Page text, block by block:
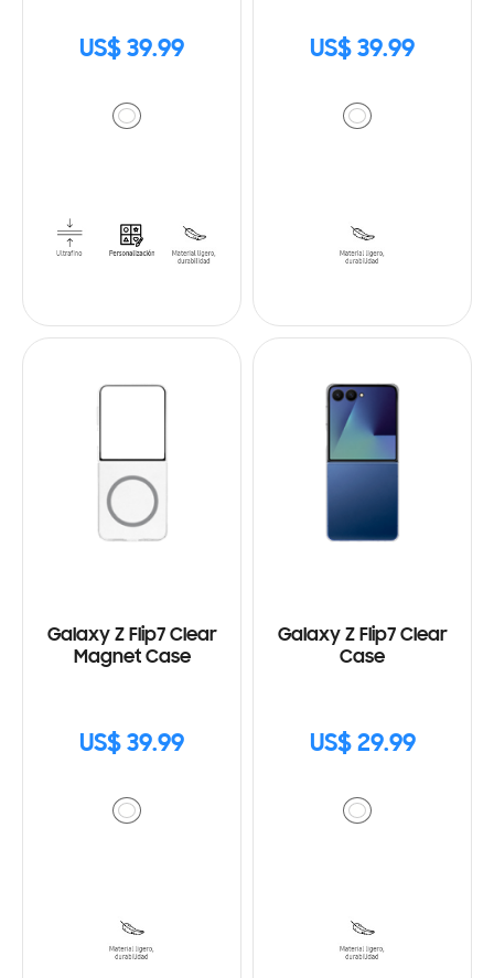
US$ 39.99 US$ 39.99
Galaxy Z Flip7 Clear
Magnet Case
US$ 39.99
Galaxy Z Flip7 Clear
Case
US$ 29.99